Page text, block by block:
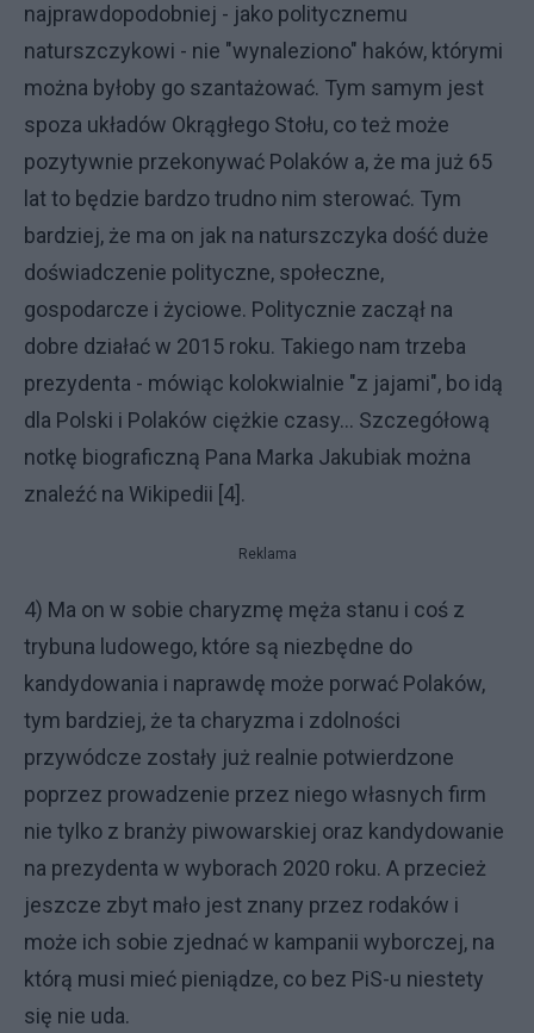
najprawdopodobniej - jako politycznemu
naturszczykowi - nie "wynaleziono" haków, którymi
można byłoby go szantażować. Tym samym jest
spoza układów Okrągłego Stołu, co też może
pozytywnie przekonywać Polaków a, że ma już 65
lat to będzie bardzo trudno nim sterować. Tym
bardziej, że ma on jak na naturszczyka dość duże
doświadczenie polityczne, społeczne,
gospodarcze i życiowe. Politycznie zaczął na
dobre działać w 2015 roku. Takiego nam trzeba
prezydenta - mówiąc kolokwialnie "z jajami", bo idą
dla Polski i Polaków ciężkie czasy... Szczegółową
notkę biograficzną Pana Marka Jakubiak można
znaleźć na Wikipedii [4].
Reklama
4) Ma on w sobie charyzmę męża stanu i coś z
trybuna ludowego, które są niezbędne do
kandydowania i naprawdę może porwać Polaków,
tym bardziej, że ta charyzma i zdolności
przywódcze zostały już realnie potwierdzone
poprzez prowadzenie przez niego własnych firm
nie tylko z branży piwowarskiej oraz kandydowanie
na prezydenta w wyborach 2020 roku. A przecież
jeszcze zbyt mało jest znany przez rodaków i
może ich sobie zjednać w kampanii wyborczej, na
którą musi mieć pieniądze, co bez PiS-u niestety
się nie uda.